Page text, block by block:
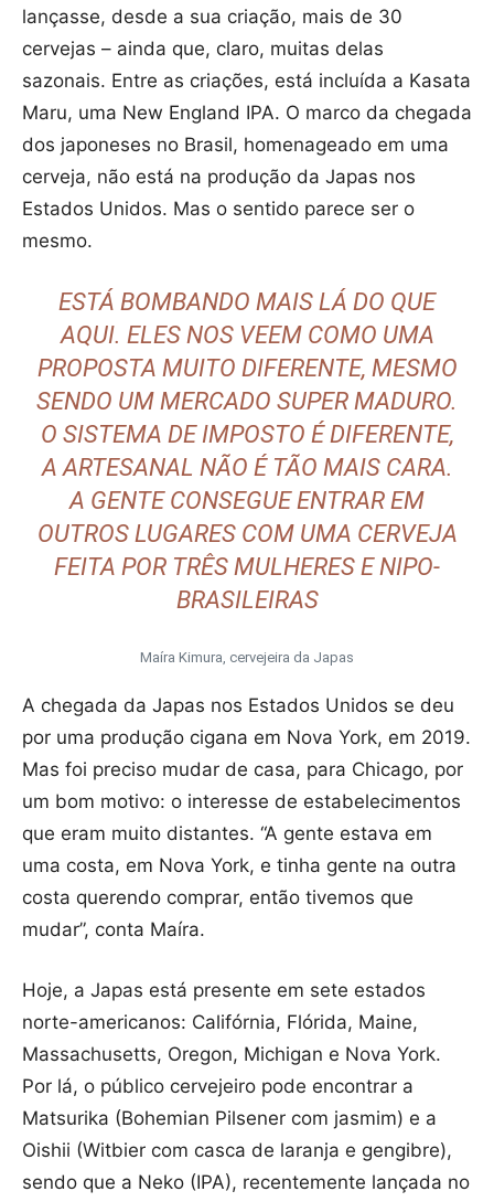
lançasse, desde a sua criação, mais de 30
cervejas – ainda que, claro, muitas delas
sazonais. Entre as criações, está incluída a Kasata
Maru, uma New England IPA. O marco da chegada
dos japoneses no Brasil, homenageado em uma
cerveja, não está na produção da Japas nos
Estados Unidos. Mas o sentido parece ser o
mesmo.
ESTÁ BOMBANDO MAIS LÁ DO QUE
AQUI. ELES NOS VEEM COMO UMA
PROPOSTA MUITO DIFERENTE, MESMO
SENDO UM MERCADO SUPER MADURO.
O SISTEMA DE IMPOSTO É DIFERENTE,
A ARTESANAL NÃO É TÃO MAIS CARA.
A GENTE CONSEGUE ENTRAR EM
OUTROS LUGARES COM UMA CERVEJA
FEITA POR TRÊS MULHERES E NIPO-
BRASILEIRAS
Maíra Kimura, cervejeira da Japas
A chegada da Japas nos Estados Unidos se deu
por uma produção cigana em Nova York, em 2019.
Mas foi preciso mudar de casa, para Chicago, por
um bom motivo: o interesse de estabelecimentos
que eram muito distantes. “A gente estava em
uma costa, em Nova York, e tinha gente na outra
costa querendo comprar, então tivemos que
mudar”, conta Maíra.
Hoje, a Japas está presente em sete estados
norte-americanos: Califórnia, Flórida, Maine,
Massachusetts, Oregon, Michigan e Nova York.
Por lá, o público cervejeiro pode encontrar a
Matsurika (Bohemian Pilsener com jasmim) e a
Oishii (Witbier com casca de laranja e gengibre),
sendo que a Neko (IPA), recentemente lançada no